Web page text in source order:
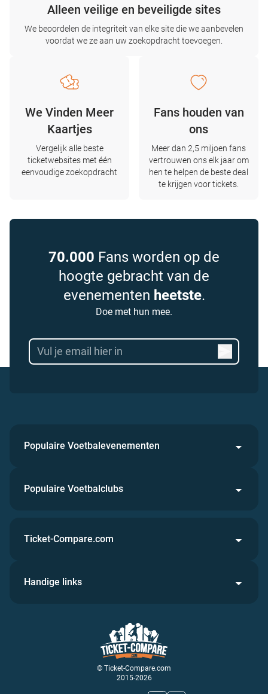
Alleen veilige en beveiligde sites
We beoordelen de integriteit van elke site die we aanbevelen
voordat we ze aan uw zoekopdracht toevoegen.
We Vinden Meer
Kaartjes
Vergelijk alle beste
ticketwebsites met één
eenvoudige zoekopdracht
Fans houden van
ons
Meer dan 2,5 miljoen fans
vertrouwen ons elk jaar om
hen te helpen de beste deal
te krijgen voor tickets.
70.000 Fans worden op de
hoogte gebracht van de
evenementen heetste.
Doe met hun mee.
Populaire Voetbalevenementen
Populaire Voetbalclubs
© Ticket-Compare.com
2015-2026
Ticket-Compare.com
Handige links